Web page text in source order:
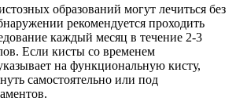
образований могут лечиться без
рекомендуется проходить
каждый месяц в течение 2-3
Если кисты со временем
на функциональную кисту,
самостоятельно или под